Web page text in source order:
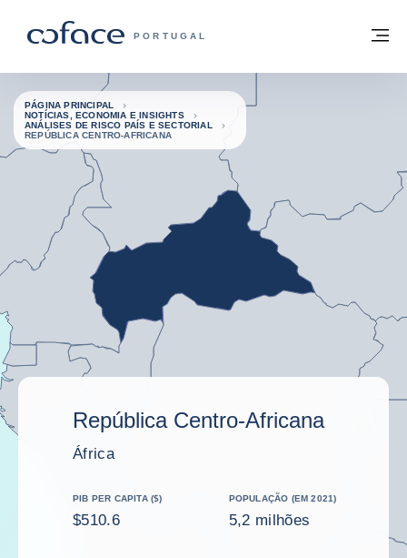
COFACE FOR TRADE - HOMEPAGE DO
PORTUGAL
Voltar à página principal
PÁGINA PRINCIPAL
NOTÍCIAS, ECONOMIA E INSIGHTS
ANÁLISES DE RISCO PAÍS E SECTORIAL
REPÚBLICA CENTRO-AFRICANA
República Centro-Africana
África
PIB PER CAPITA ($)
$510.6
POPULAÇÃO (EM 2021)
5,2 milhões